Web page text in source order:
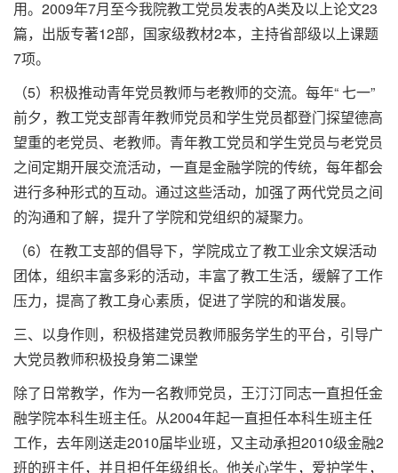
用。2009年7月至今我院教工党员发表的A类及以上论文23
篇，出版专著12部，国家级教材2本，主持省部级以上课题
7项。
（5）积极推动青年党员教师与老教师的交流。每年“ 七一”
前夕，教工党支部青年教师党员和学生党员都登门探望德高
望重的老党员、老教师。青年教工党员和学生党员与老党员
之间定期开展交流活动，一直是金融学院的传统，每年都会
进行多种形式的互动。通过这些活动，加强了两代党员之间
的沟通和了解，提升了学院和党组织的凝聚力。
（6）在教工支部的倡导下，学院成立了教工业余文娱活动
团体，组织丰富多彩的活动，丰富了教工生活，缓解了工作
压力，提高了教工身心素质，促进了学院的和谐发展。
三、以身作则，积极搭建党员教师服务学生的平台，引导广
大党员教师积极投身第二课堂
除了日常教学，作为一名教师党员，王汀汀同志一直担任金
融学院本科生班主任。从2004年起一直担任本科生班主任
工作，去年刚送走2010届毕业班，又主动承担2010级金融2
班的班主任，并且担任年级组长。他关心学生，爱护学生，